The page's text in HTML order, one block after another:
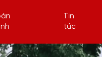
Tin
tức